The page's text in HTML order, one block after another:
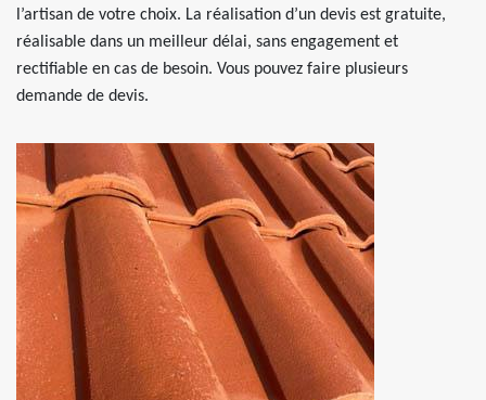
l’artisan de votre choix. La réalisation d’un devis est gratuite,
réalisable dans un meilleur délai, sans engagement et
rectifiable en cas de besoin. Vous pouvez faire plusieurs
demande de devis.